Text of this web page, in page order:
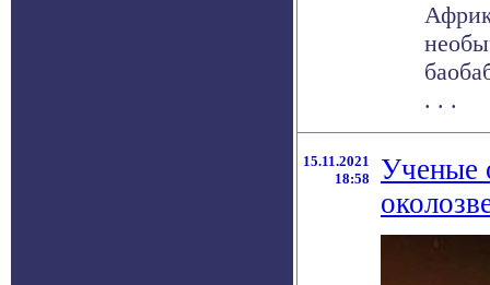
. . .
15.11.2021
18:58
Ученые